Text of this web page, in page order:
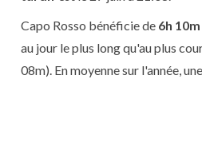
Capo Rosso bénéficie de 6h 10m
au jour le plus long qu'au plus
08m). En moyenne sur l'année,